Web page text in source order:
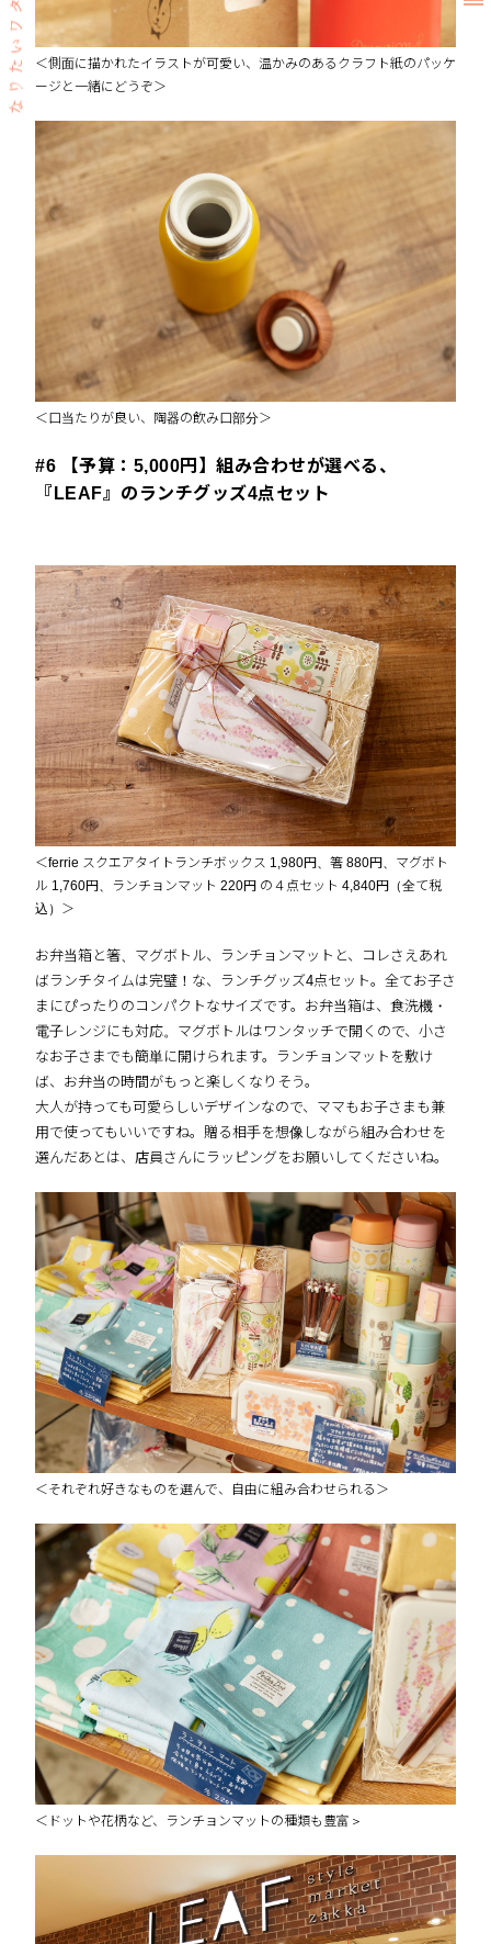
＜側面に描かれたイラストが可愛い、温かみのあるクラフト紙のパッケ
ージと一緒にどうぞ＞
＜口当たりが良い、陶器の飲み口部分＞
#6 【予算：5,000円】組み合わせが選べる、
『LEAF』のランチグッズ4点セット
＜ferrie スクエアタイトランチボックス 1,980円、箸 880円、マグボト
ル 1,760円、ランチョンマット 220円 の４点セット 4,840円（全て税
込）＞
お弁当箱と箸、マグボトル、ランチョンマットと、コレさえあれ
ばランチタイムは完璧！な、ランチグッズ4点セット。全てお子さ
まにぴったりのコンパクトなサイズです。お弁当箱は、食洗機・
電子レンジにも対応。マグボトルはワンタッチで開くので、小さ
なお子さまでも簡単に開けられます。ランチョンマットを敷け
ば、お弁当の時間がもっと楽しくなりそう。
大人が持っても可愛らしいデザインなので、ママもお子さまも兼
用で使ってもいいですね。贈る相手を想像しながら組み合わせを
選んだあとは、店員さんにラッピングをお願いしてくださいね。
＜それぞれ好きなものを選んで、自由に組み合わせられる＞
＜ドットや花柄など、ランチョンマットの種類も豊富＞